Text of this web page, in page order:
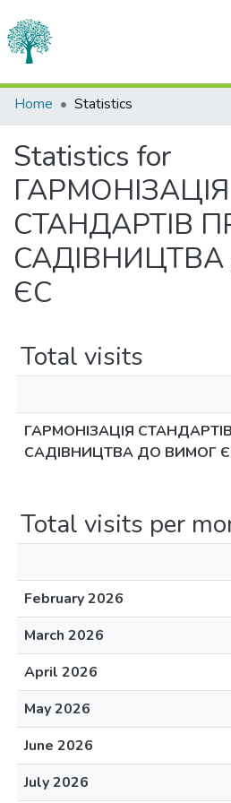
Communities & Collections
Home Statistics
Statistics for
ГАРМОНІЗАЦІЯ
СТАНДАРТІВ
ЄС
Total visits
ГАРМОНІЗАЦІЯ
САДІВНИЦТВА ДО ВИМОГ
Total visits per
February 2026
March 2026
April 2026
May 2026
June 2026
July 2026